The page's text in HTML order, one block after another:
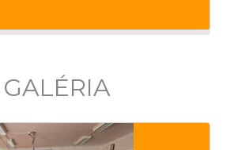
GALÉRIA